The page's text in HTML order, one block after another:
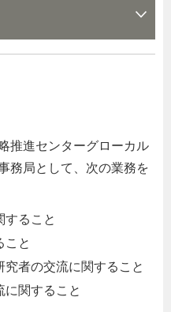
推進センターグローカル
務局として、次の業務を
すること
こと
者の交流に関すること
に関すること